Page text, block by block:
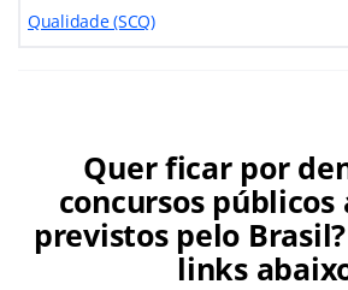
Qualidade (SCQ)
Quer ficar por
concursos públicos
previstos pelo
links